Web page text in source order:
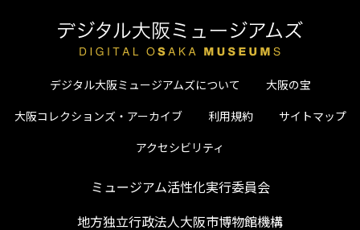
デジタル大阪ミュージアムズについて
大阪の宝
大阪コレクションズ・アーカイブ
利用規約
サイトマップ
アクセシビリティ
ミュージアム活性化実行委員会
地方独立行政法人大阪市博物館機構